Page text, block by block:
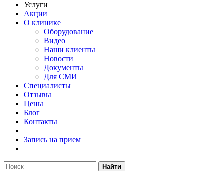
Услуги
Акции
О клинике
Оборудование
Видео
Наши клиенты
Новости
Документы
Для СМИ
Специалисты
Отзывы
Цены
Блог
Контакты
Запись на прием
Найти